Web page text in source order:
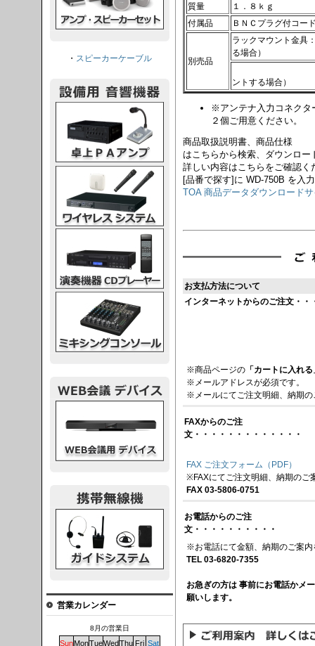
質量
１．８ｋｇ
付属品
ＢＮＣプラグ付コー
別売品
ラックマウント金具
る場合）
ントする場合）
※アンテナ入力コネクタ
２個ご用意ください。
商品取扱説明書、商品仕様
はこちらから検索、ダウンロー
詳しい内容はこちらをご確認く
[品番で探す]に WD-750B を入
TOA 商品データダウンロード
お支払方法について
インターネットからのご注文・・
※商品ページの 「カートに入れる
※メールアドレスが必須です。
※メールにてご注文明細、納期
FAXからのご注
文・・・・・・・・・・・・・
FAX ご注文フォーム（PDF）
※FAXにてご注文明細、納期のご
FAX 03-5806-0751
お電話からのご注
文・・・・・・・・・・
※お電話にて金額、納期のご案内
TEL 03-6820-7355
お急ぎの方は 事前にお電話かメ
願いします。
・ スピーカーケーブル
営業カレンダー
8月の営業日
SunMonTueWedThu Fri Sat